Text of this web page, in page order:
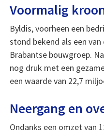
Voormalig
Byldis, voorheen een
stond bekend als een
Brabantse bouwgroep.
nog druk met een
een waarde van 22,7
Neergang en
Ondanks een omzet van